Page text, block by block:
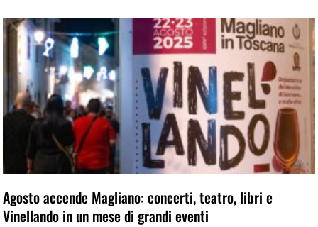
Agosto accende Magliano: concerti, teatro, libri e
Vinellando in un mese di grandi eventi